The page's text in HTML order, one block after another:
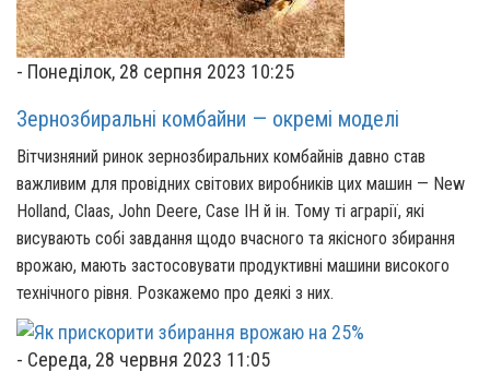
- Понеділок, 28 серпня 2023 10:25
Зернозбиральні комбайни — окремі моделі
Вітчизняний ринок зернозбиральних комбайнів давно став
важливим для провідних світових виробників цих машин — New
Holland, Claas, John Deere, Case IH й ін. Тому ті аграрії, які
висувають собі завдання щодо вчасного та якісного збирання
врожаю, мають застосовувати продуктивні машини високого
технічного рівня. Розкажемо про деякі з них.
- Середа, 28 червня 2023 11:05